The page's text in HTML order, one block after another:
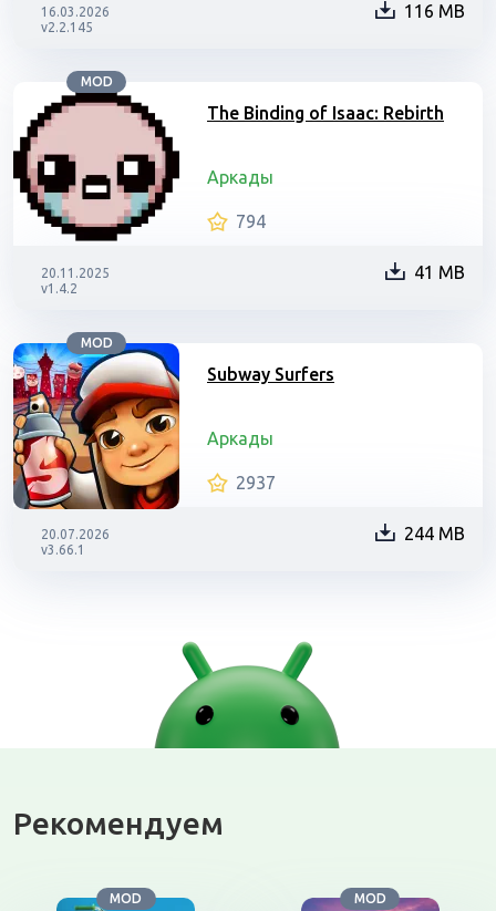
16.03.2026
v2.2.145
116 MB
MOD
The Binding of Isaac: Rebirth
Аркады
794
20.11.2025
v1.4.2
41 MB
MOD
Subway Surfers
Аркады
2937
20.07.2026
v3.66.1
244 MB
Рекомендуем
MOD MOD